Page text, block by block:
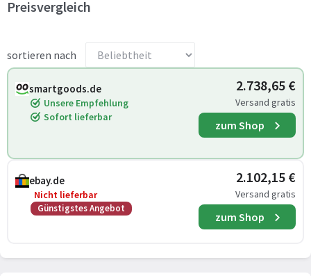
Preisvergleich
sortieren nach
smartgoods.de
Unsere Empfehlung
Sofort lieferbar
2.738,65 €
Versand gratis
zum Shop
ebay.de
Nicht lieferbar
Günstigstes Angebot
2.102,15 €
Versand gratis
zum Shop